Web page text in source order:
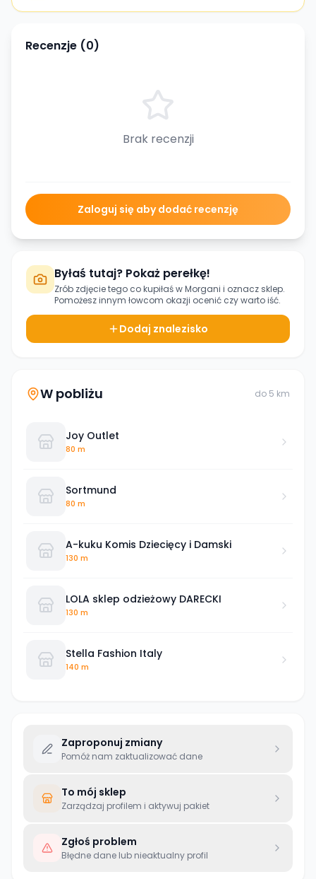
Recenzje (0)
Brak recenzji
Zaloguj się aby dodać recenzję
Byłaś tutaj? Pokaż perełkę!
Zrób zdjęcie tego co kupiłaś wMorgani i oznacz sklep.
Pomożesz innym łowcom okazji ocenić czy warto iść.
Dodaj znalezisko
W pobliżu do 5 km
Joy Outlet
80 m
Sortmund
80 m
A-kuku Komis Dziecięcy i Damski
130 m
LOLA sklep odzieżowy DARECKI
130 m
Stella Fashion Italy
140 m
Zaproponuj zmiany
Pomóż nam zaktualizować dane
To mój sklep
Zarządzaj profilem i aktywuj pakiet
Zgłoś problem
Błędne dane lub nieaktualny profil